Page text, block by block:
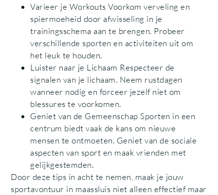
Varieer je Workouts Voorkom verveling en
spiermoeheid door afwisseling in je
trainingsschema aan te brengen. Probeer
verschillende sporten en activiteiten uit om
het leuk te houden.
Luister naar je Lichaam Respecteer de
signalen van je lichaam. Neem rustdagen
wanneer nodig en forceer jezelf niet om
blessures te voorkomen.
Geniet van de Gemeenschap Sporten in een
centrum biedt vaak de kans om nieuwe
mensen te ontmoeten. Geniet van de sociale
aspecten van sport en maak vrienden met
gelijkgestemden.
Door deze tips in acht te nemen, maak je jouw
sportavontuur in maassluis niet alleen effectief maar